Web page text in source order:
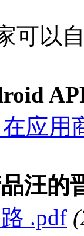
可以
应用
汪的
.pdf